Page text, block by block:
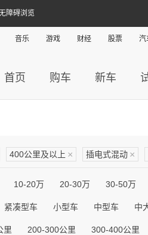
障碍浏览
音乐 游戏 财经 股票 汽
首页 购车 新车
400公里及以上 × 插电式混动 ×
10-20万 20-30万 30-50万
紧凑型车 小型车 中型车 中
里 200-300公里 300-400公里